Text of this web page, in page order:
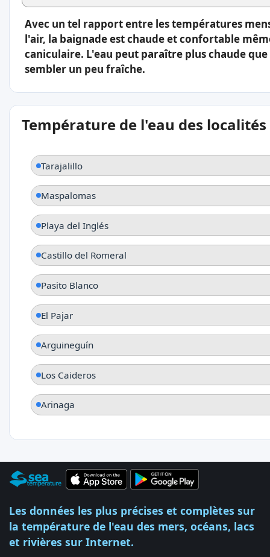
Avec un tel rapport entre les températures
l'air, la baignade est chaude et confortable
caniculaire. L'eau peut paraître plus chaude
sembler un peu fraîche.
Température de l'eau des
Tarajalillo
Maspalomas
Playa del Inglés
Castillo del Romeral
Pasito Blanco
El Pajar
Arguineguín
Los Caideros
Arinaga
Les données les plus précises et complètes sur
la température de l'eau des mers, océans, lacs
et rivières sur Internet.